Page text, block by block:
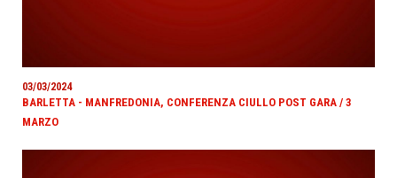
03/03/2024
BARLETTA - MANFREDONIA, CONFERENZA CIULLO POST GARA / 3
MARZO